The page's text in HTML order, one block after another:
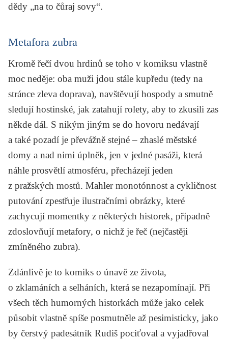
dědy „na to čůraj sovy“.
Metafora zubra
Kromě řečí dvou hrdinů se toho v komiksu vlastně
moc neděje: oba muži jdou stále kupředu (tedy na
stránce zleva doprava), navštěvují hospody a smutně
sledují hostinské, jak zatahují rolety, aby to zkusili zas
někde dál. S nikým jiným se do hovoru nedávají
a také pozadí je převážně stejné – zhaslé městské
domy a nad nimi úplněk, jen v jedné pasáži, která
náhle prosvětlí atmosféru, přecházejí jeden
z pražských mostů. Mahler monotónnost a cykličnost
putování zpestřuje ilustračními obrázky, které
zachycují momentky z některých historek, případně
zdoslovňují metafory, o nichž je řeč (nejčastěji
zmíněného zubra).
Zdánlivě je to komiks o únavě ze života,
o zklamáních a selháních, která se nezapomínají. Při
všech těch humorných historkách může jako celek
působit vlastně spíše posmutněle až pesimisticky, jako
by čerstvý padesátník Rudiš pociťoval a vyjadřoval